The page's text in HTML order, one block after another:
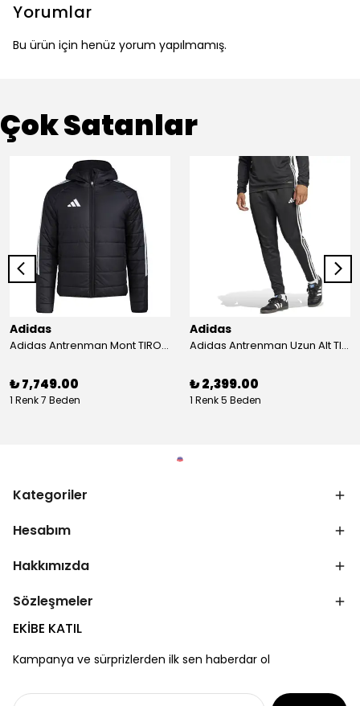
Yorumlar
Bu ürün için henüz yorum yapılmamış.
Çok Satanlar
Adidas
Adidas Antrenman Mont TIRO24 WINT JKT IJ7388
₺ 7,749.00
1 Renk 7 Beden
Adidas
Adidas Antrenman Uzun Alt TIRO ES PNT JD0442
₺ 2,399.00
1 Renk 5 Beden
Kategoriler
Hesabım
Hakkımızda
Sözleşmeler
EKİBE KATIL
Kampanya ve sürprizlerden ilk sen haberdar ol